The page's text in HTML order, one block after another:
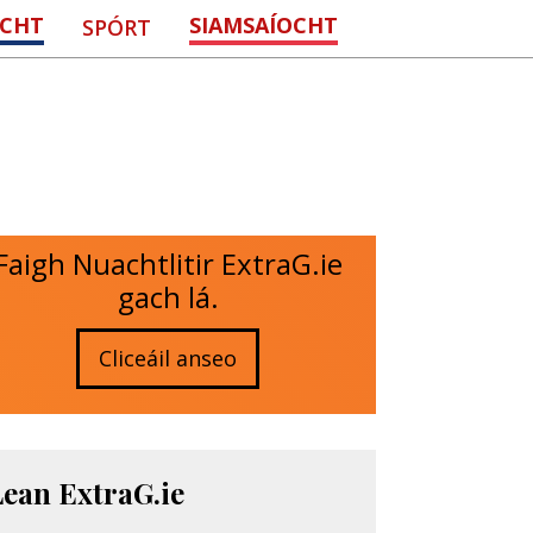
SPÓRT SIAMSAÍOCHT
Nuachtlitir ExtraG.ie
gach lá.
Cliceáil anseo
ExtraG.ie